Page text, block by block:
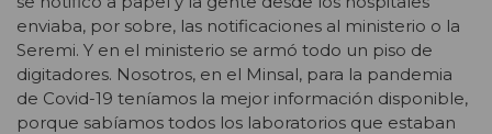
enviaba, por sobre, las notificaciones al ministerio o la
Seremi. Y en el ministerio se armó todo un piso de
digitadores. Nosotros, en el Minsal, para la pandemia
de Covid-19 teníamos la mejor información disponible,
porque sabíamos todos los laboratorios que estaban